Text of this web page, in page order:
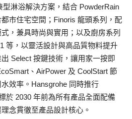
淋浴解決方案，結合 PowderRain
市住宅空間；Finoris 龍頭系列，配
，兼具時尚與實用；以及廚房系列
等，以靈活設計與高品質物料提升
Select 按鍵技術，讓用家一按即
、AirPower 及 CoolStart 節
效率。Hansgrohe 同時推行
於 2030 年前為所有產品全面配備
念貫徹至產品設計核心。